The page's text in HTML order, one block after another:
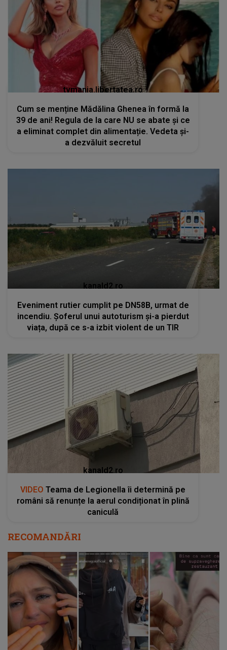
tvmania.libertatea.ro
Cum se menține Mădălina Ghenea în formă la
39 de ani! Regula de la care NU se abate și ce
a eliminat complet din alimentație. Vedeta și-
a dezvăluit secretul
kanald2.ro
Eveniment rutier cumplit pe DN58B, urmat de
incendiu. Șoferul unui autoturism și-a pierdut
viața, după ce s-a izbit violent de un TIR
kanald2.ro
VIDEO Teama de Legionella îi determină pe
români să renunțe la aerul condiționat în plină
caniculă
RECOMANDĂRI